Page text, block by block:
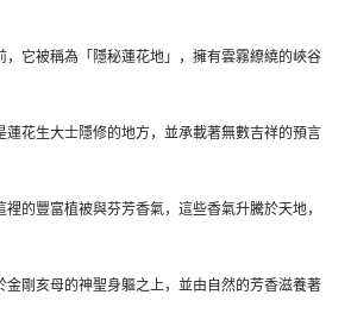
，它被稱為「隱秘蓮花地」，擁有雲霧繚繞的峽谷
蓮花生大士隱修的地方，並承載著無數吉祥的預言
的豐富植被與芬芳香氣，這些香氣升騰於天地，
金剛亥母的神聖身軀之上，並由自然的芳香滋養著